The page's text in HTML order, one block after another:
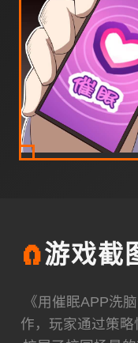
🧲游戏截
《用催眠APP洗
作，玩家通过策